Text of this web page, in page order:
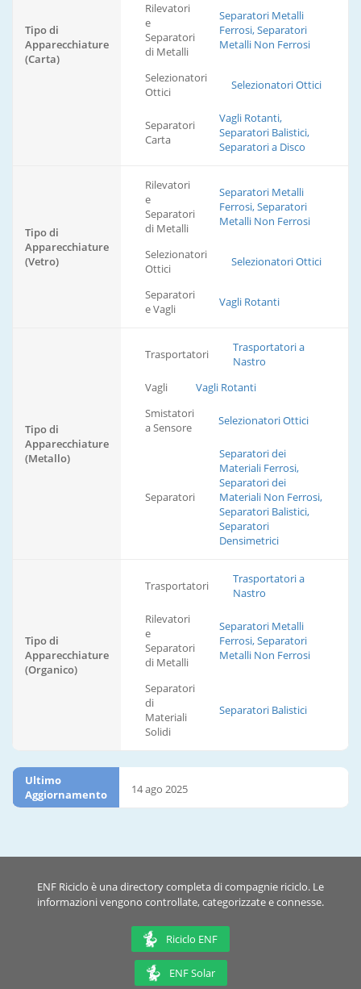
Tipo di
Apparecchiature
(Carta)
Rilevatori
e
Separatori
di Metalli
Separatori Metalli
Ferrosi, Separatori
Metalli Non Ferrosi
Selezionatori
Ottici
Selezionatori Ottici
Separatori
Carta
Vagli Rotanti,
Separatori Balistici,
Separatori a Disco
Tipo di
Apparecchiature
(Vetro)
Rilevatori
e
Separatori
di Metalli
Separatori Metalli
Ferrosi, Separatori
Metalli Non Ferrosi
Selezionatori
Ottici
Selezionatori Ottici
Separatori
e Vagli
Vagli Rotanti
Tipo di
Apparecchiature
(Metallo)
Trasportatori
Trasportatori a
Nastro
Vagli
Vagli Rotanti
Smistatori
a Sensore
Selezionatori Ottici
Separatori
Separatori dei
Materiali Ferrosi,
Separatori dei
Materiali Non Ferrosi,
Separatori Balistici,
Separatori
Densimetrici
Tipo di
Apparecchiature
(Organico)
Trasportatori
Trasportatori a
Nastro
Rilevatori
e
Separatori
di Metalli
Separatori Metalli
Ferrosi, Separatori
Metalli Non Ferrosi
Separatori
di
Materiali
Solidi
Separatori Balistici
Ultimo
Aggiornamento
14 ago 2025
ENF Riciclo è una directory completa di compagnie riciclo. Le
informazioni vengono controllate, categorizzate e connesse.
Riciclo ENF
ENF Solar